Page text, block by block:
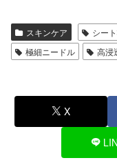
スキンケア シー
極細ニードル
高浸
X